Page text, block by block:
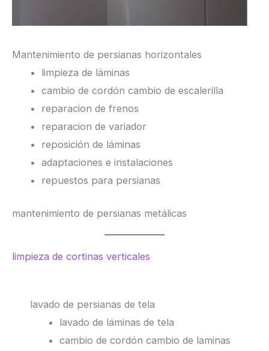
Mantenimiento de persianas horizontales
limpieza de láminas
cambio de cordón cambio de escalerilla
reparacion de frenos
reparacion de variador
reposición de láminas
adaptaciones e instalaciones
repuestos para persianas
mantenimiento de persianas metálicas
limpieza de cortinas verticales
lavado de persianas de tela
lavado de láminas de tela
cambio de cordón cambio de laminas